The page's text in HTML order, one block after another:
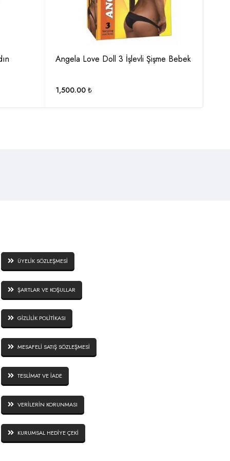
Angela Love Doll 3 İşlevli Şişme Bebek
1,500.00 ₺
ÜYELİK SÖZLEŞMESİ
ŞARTLAR VE KOŞULLAR
GİZLİLİK POLİTİKASI
MESAFELİ SATIŞ SÖZLEŞMESİ
TESLİMAT VE İADE
VERİLERİN KORUNMASI
KURUMSAL HEDİYE ÇEKİ